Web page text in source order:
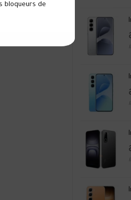
bloqueurs de